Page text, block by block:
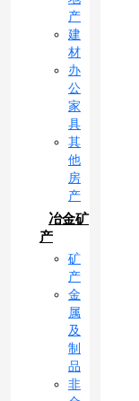
产
建
材
办
公
家
具
其
他
房
产
冶金矿
产
矿
产
金
属
及
制
品
非